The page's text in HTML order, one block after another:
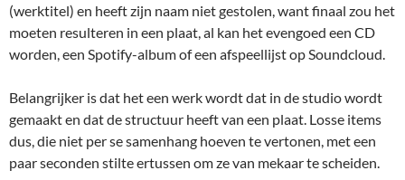
(werktitel) en heeft zijn naam niet gestolen, want finaal zou het
moeten resulteren in een plaat, al kan het evengoed een CD
worden, een Spotify-album of een afspeellijst op Soundcloud.
Belangrijker is dat het een werk wordt dat in de studio wordt
gemaakt en dat de structuur heeft van een plaat. Losse items
dus, die niet per se samenhang hoeven te vertonen, met een
paar seconden stilte ertussen om ze van mekaar te scheiden.